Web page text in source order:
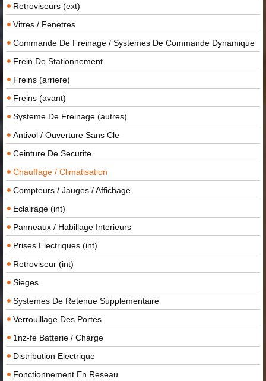
Retroviseurs (ext)
Vitres / Fenetres
Commande De Freinage / Systemes De Commande Dynamique
Frein De Stationnement
Freins (arriere)
Freins (avant)
Systeme De Freinage (autres)
Antivol / Ouverture Sans Cle
Ceinture De Securite
Chauffage / Climatisation
Compteurs / Jauges / Affichage
Eclairage (int)
Panneaux / Habillage Interieurs
Prises Electriques (int)
Retroviseur (int)
Sieges
Systemes De Retenue Supplementaire
Verrouillage Des Portes
1nz-fe Batterie / Charge
Distribution Electrique
Fonctionnement En Reseau